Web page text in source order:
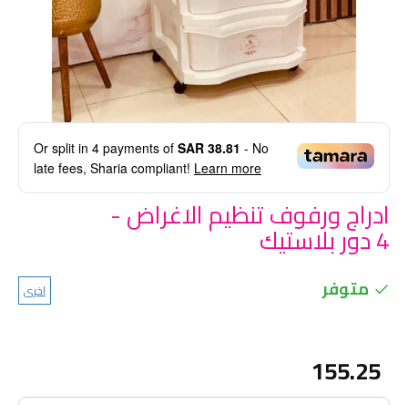
Or split in 4 payments of SAR 38.81 - No
late fees, Sharia compliant! Learn more
ادراج ورفوف تنظيم الاغراض -
4 دور بلاستيك
متوفر اخرى
155.25